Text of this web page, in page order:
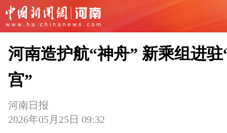
河南造护航“神舟” 新乘组进驻
宫”
河南日报
2026年05月25日 09:32